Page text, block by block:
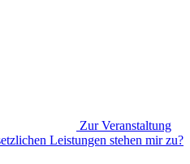
Zur Veranstaltung
Leistungen stehen mir zu?